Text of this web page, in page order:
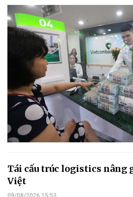
Tái cấu trúc logistics nâng
Việt
09/08/2026 15:53